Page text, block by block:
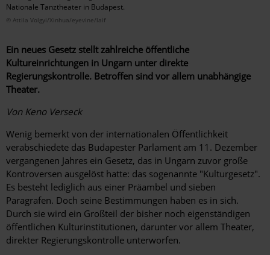
Nationale Tanztheater in Budapest.
© Attila Volgyi/Xinhua/eyevine/laif
Ein neues Gesetz stellt zahlreiche öffentliche
Kultureinrichtungen in Ungarn unter direkte
Regierungskontrolle. Betroffen sind vor allem unabhängige
Theater.
Von Keno Verseck
Wenig bemerkt von der internationalen Öffentlichkeit
verabschiedete das Budapester Parlament am 11. Dezember
vergangenen Jahres ein Gesetz, das in Ungarn zuvor große
Kontroversen ausgelöst hatte: das sogenannte "Kulturgesetz".
Es besteht lediglich aus einer Präambel und sieben
Paragrafen. Doch seine Bestimmungen haben es in sich.
Durch sie wird ein Großteil der bisher noch eigenständigen
öffentlichen Kulturinstitutionen, darunter vor allem Theater,
direkter Regierungskontrolle unterworfen.